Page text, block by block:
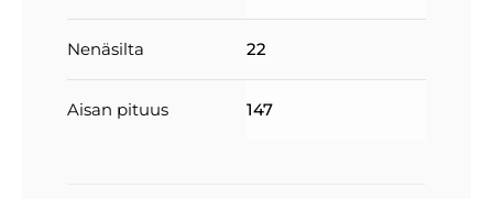
Nenäsilta 22
Aisan pituus 147